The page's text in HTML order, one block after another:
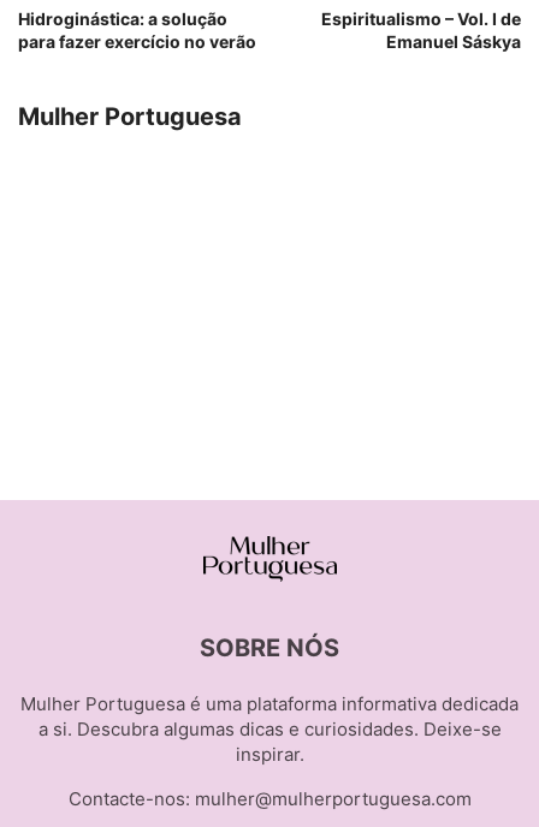
Hidroginástica: a solução
para fazer exercício no verão
Espiritualismo – Vol. I de
Emanuel Sáskya
Mulher Portuguesa
SOBRE NÓS
Mulher Portuguesa é uma plataforma informativa dedicada
a si. Descubra algumas dicas e curiosidades. Deixe-se
inspirar.
Contacte-nos: mulher@mulherportuguesa.com